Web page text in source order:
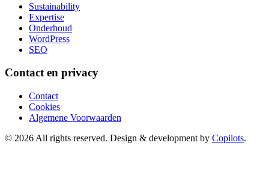
Sustainability
Expertise
Onderhoud
WordPress
SEO
Contact en privacy
Contact
Cookies
Algemene Voorwaarden
© 2026 All rights reserved. Design & development by Copilots.